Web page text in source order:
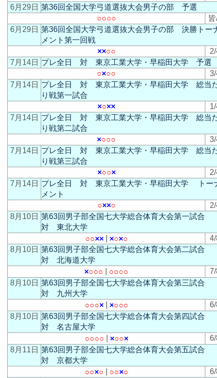
6月29日 第36回全国大学弓道選抜大会男子の部 予選
○○○○
6月29日 第36回全国大学弓道選抜大会男子の部 決勝トー
メント第一回戦
××○○
7月14日 プレ全日 対 東京工業大学・早稲田大学 予選
○×○○
7月14日 プレ全日 対 東京工業大学・早稲田大学 総当
り戦第一試合
×○××
7月14日 プレ全日 対 東京工業大学・早稲田大学 総当
り戦第二試合
×○○○
7月14日 プレ全日 対 東京工業大学・早稲田大学 総当
り戦第三試合
×○○×
7月14日 プレ全日 対 東京工業大学・早稲田大学 トー
メント
○××○
8月10日 第63回男子部全国七大学総合体育大会第一試合
対 東北大学
○○××| ×○×○
8月10日 第63回男子部全国七大学総合体育大会第二試合
対 北海道大学
×○○○ ○○○○
8月10日 第63回男子部全国七大学総合体育大会第三試合
対 九州大学
○○○×| ×○○○
8月10日 第63回男子部全国七大学総合体育大会第四試合
対 名古屋大学
○○○○ ×○○×
8月11日 第63回男子部全国七大学総合体育大会第五試合
対 京都大学
○○×○ ○○×○